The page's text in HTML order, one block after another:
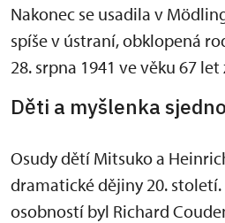
Nakonec se usadila v
spíše v ústraní, obklopená
28. srpna 1941 ve věku 67
Děti a myšlenka
Osudy dětí Mitsuko a
dramatické dějiny 20.
osobností byl Richard